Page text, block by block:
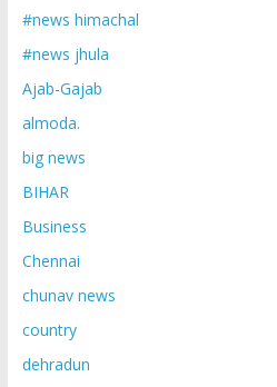
#news himachal
#news jhula
Ajab-Gajab
almoda.
big news
BIHAR
Business
Chennai
chunav news
country
dehradun